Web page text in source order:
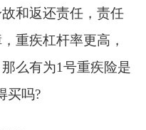
和返还责任，责任
重疾杠杆率更高，
么有为1号重疾险是
买吗?